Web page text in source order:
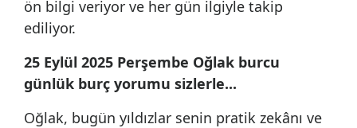
ön bilgi veriyor ve her gün ilgiyle takip
ediliyor.
25 Eylül 2025 Perşembe Oğlak burcu
günlük burç yorumu sizlerle...
Oğlak, bugün yıldızlar senin pratik zekânı ve